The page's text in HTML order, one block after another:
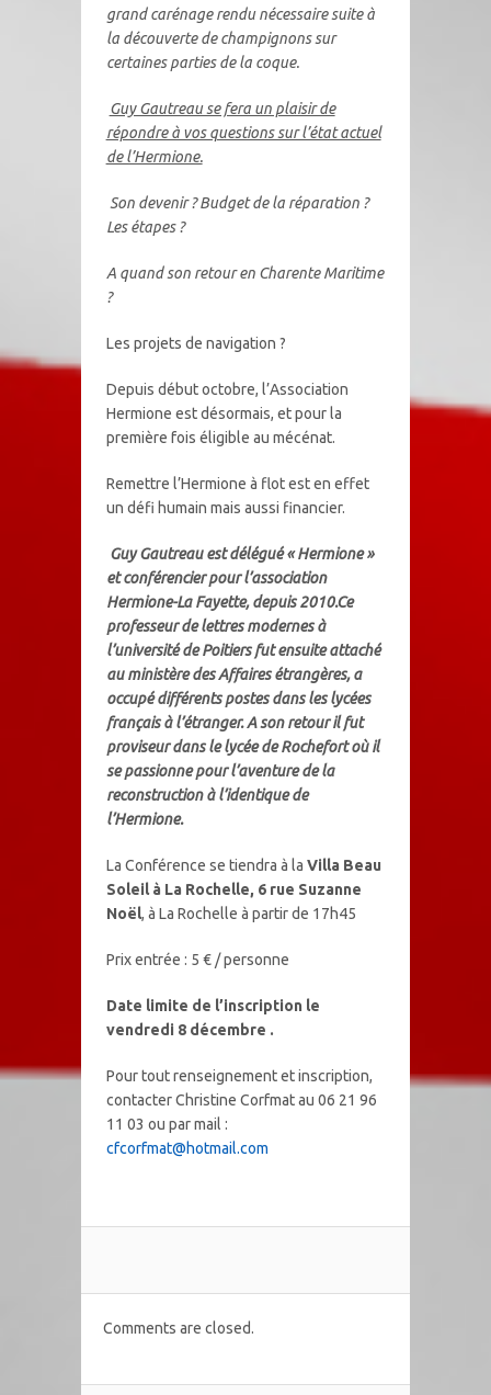
grand carénage rendu nécessaire suite à
la découverte de champignons sur
certaines parties de la coque.
Guy Gautreau se fera un plaisir de
répondre à vos questions sur l’état actuel
de l’Hermione.
Son devenir ? Budget de la réparation ?
Les étapes ?
A quand son retour en Charente Maritime
?
Les projets de navigation ?
Depuis début octobre, l’Association
Hermione est désormais, et pour la
première fois éligible au mécénat.
Remettre l’Hermione à flot est en effet
un défi humain mais aussi financier.
Guy Gautreau est délégué « Hermione »
et conférencier pour l’association
Hermione-La Fayette, depuis 2010.Ce
professeur de lettres modernes à
l’université de Poitiers fut ensuite attaché
au ministère des Affaires étrangères, a
occupé différents postes dans les lycées
français à l’étranger. A son retour il fut
proviseur dans le lycée de Rochefort où il
se passionne pour l’aventure de la
reconstruction à l’identique de
l’Hermione.
La Conférence se tiendra à la Villa Beau
Soleil à La Rochelle, 6 rue Suzanne
Noël, à La Rochelle à partir de 17h45
Prix entrée : 5 € / personne
Date limite de l’inscription le
vendredi 8 décembre .
Pour tout renseignement et inscription,
contacter Christine Corfmat au 06 21 96
11 03 ou par mail :
cfcorfmat@hotmail.com
Comments are closed.